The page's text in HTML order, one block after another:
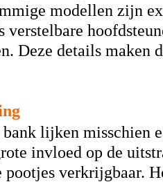
modellen zijn
verstelbare
Deze details maken
bank lijken misschien
invloed op de
verkrijgbaar.